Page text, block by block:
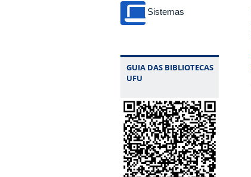
Sistemas
GUIA DAS BIBLIOTECAS
UFU